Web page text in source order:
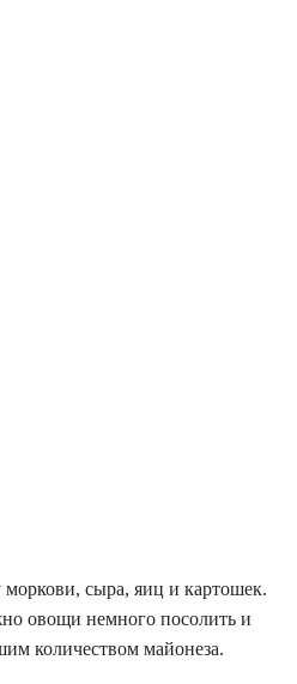
сыра, яиц и картошек.
овощи немного посолить и
количеством майонеза.